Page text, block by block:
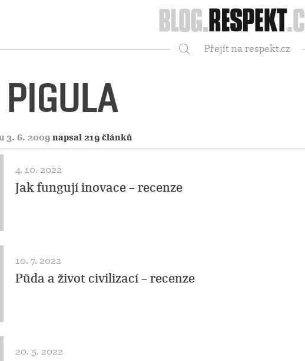
Respekt
Přejít na respekt.cz
3. 6. 2009 napsal 219 článků
4. 10. 2022
Jak fungují inovace – recenze
10. 7. 2022
Půda a život civilizací – recenze
20. 5. 2022